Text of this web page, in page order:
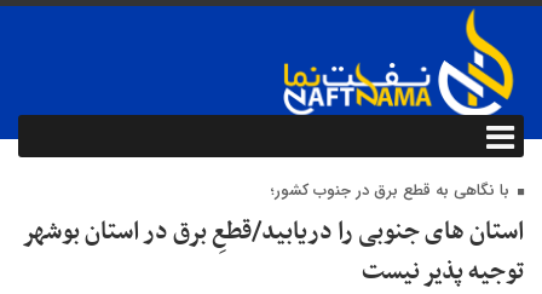
با نگاهی به قطع برق در جنوب کشور؛
استان های جنوبی را دریابید/قطعِ برق در استان بوشهر
توجیه پذیر نیست